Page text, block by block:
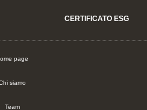
CERTIFICATO ESG
page
siamo
Team